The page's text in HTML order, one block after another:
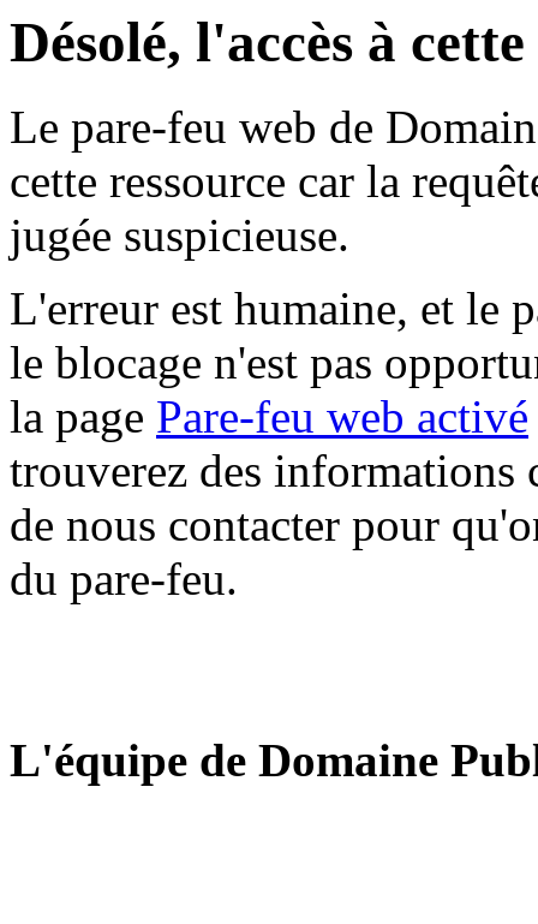
Désolé, l'accès à
Le pare-feu web de
cette ressource car la
jugée suspicieuse.
L'erreur est humaine, et le
le blocage n'est pas
la page Pare-feu web activé
trouverez des informations
de nous contacter pour
du pare-feu.
L'équipe de Domaine